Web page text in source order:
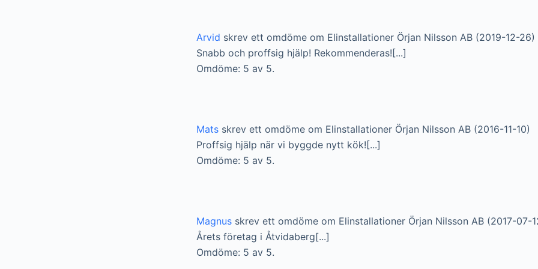
Arvid skrev ett omdöme om Elinstallationer Örjan Nilsson AB (2019-12-26)
Snabb och proffsig hjälp! Rekommenderas![...]
Omdöme: 5 av 5.
Mats skrev ett omdöme om Elinstallationer Örjan Nilsson AB (2016-11-10)
Proffsig hjälp när vi byggde nytt kök![...]
Omdöme: 5 av 5.
Magnus skrev ett omdöme om Elinstallationer Örjan Nilsson AB (2017-07-
Årets företag i Åtvidaberg[...]
Omdöme: 5 av 5.